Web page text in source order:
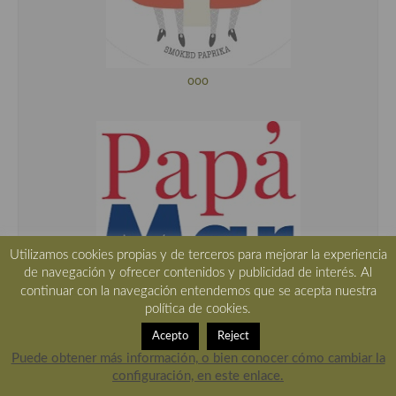
ooo
ooo
Utilizamos cookies propias y de terceros para mejorar la experiencia
de navegación y ofrecer contenidos y publicidad de interés. Al
continuar con la navegación entendemos que se acepta nuestra
política de cookies.
Acepto Reject
Puede obtener más información, o bien conocer cómo cambiar la
configuración, en este enlace.